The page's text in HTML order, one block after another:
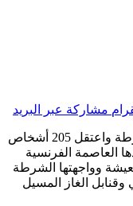
مشاركة عبر البريد
أصيب 100 شخص بينهم 16 من ضباط الشرطة واعتقل 205 أشخاص
العاصمة الفرنسية
وواجهتها الشرطة
الغاز المسيل